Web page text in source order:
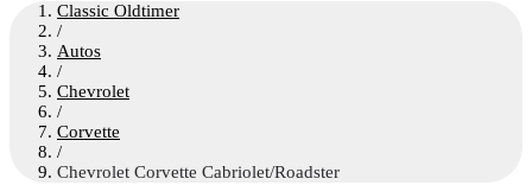
Classic Oldtimer
/
Autos
/
Chevrolet
/
Corvette
/
Chevrolet Corvette Cabriolet/Roadster